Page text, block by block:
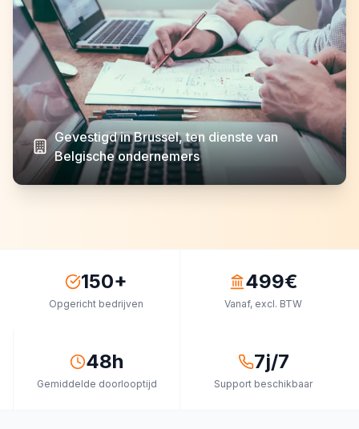
Gevestigd in Brussel, ten dienste van
Belgische ondernemers
150+
Opgericht bedrijven
499€
Vanaf, excl. BTW
48h
Gemiddelde doorlooptijd
7j/7
Support beschikbaar